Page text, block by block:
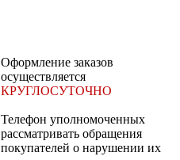
Оформление заказов
осуществляется
КРУГЛОСУТОЧНО
Телефон уполномоченных
рассматривать обращения
покупателей о нарушении их